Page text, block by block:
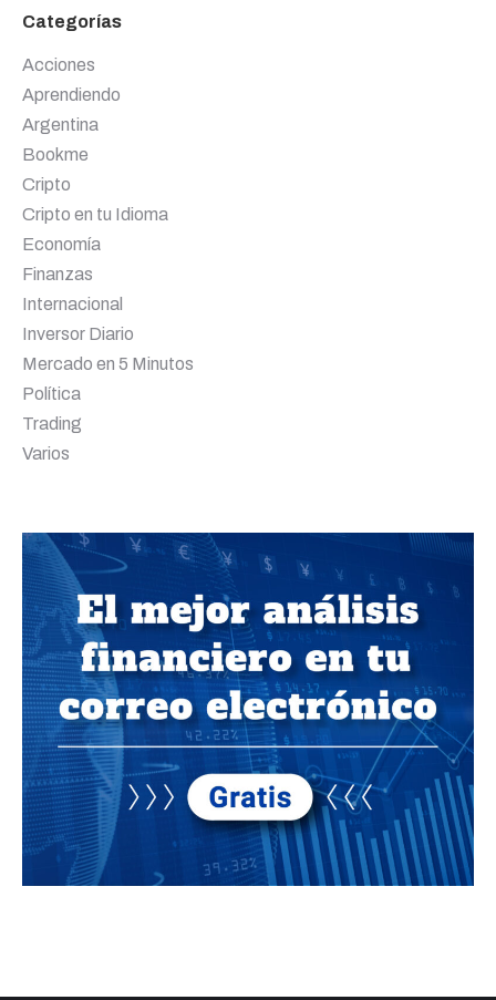
Categorías
Acciones
Aprendiendo
Argentina
Bookme
Cripto
Cripto en tu Idioma
Economía
Finanzas
Internacional
Inversor Diario
Mercado en 5 Minutos
Política
Trading
Varios